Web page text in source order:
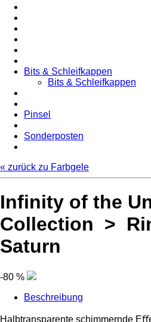
Bits & Schleifkappen
Bits & Schleifkappen
Pinsel
Sonderposten
« zurück zu Farbgele
Infinity of the
Collection >
Saturn
-80 %
Beschreibung
Halbtransparente schimmernde